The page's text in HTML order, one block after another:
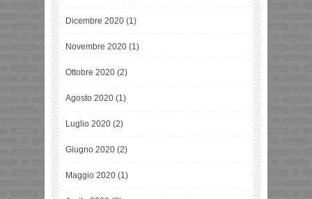
Dicembre 2020 (1)
Novembre 2020 (1)
Ottobre 2020 (2)
Agosto 2020 (1)
Luglio 2020 (2)
Giugno 2020 (2)
Maggio 2020 (1)